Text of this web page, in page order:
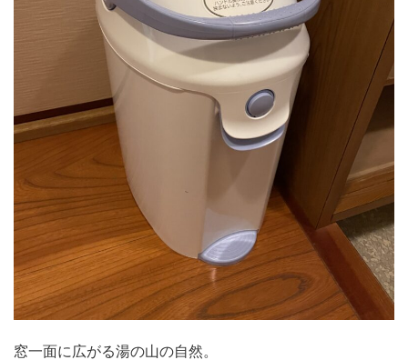
窓一面に広がる湯の山の自然。